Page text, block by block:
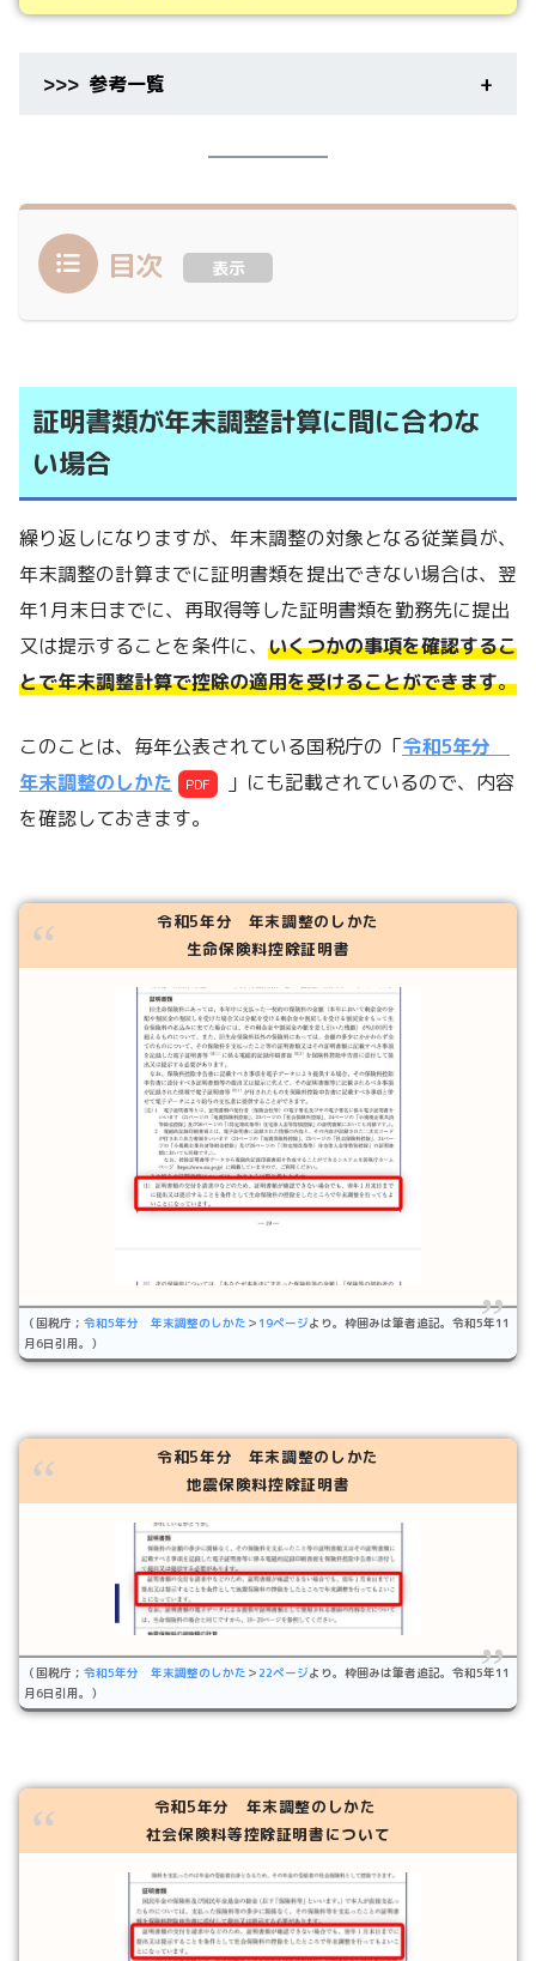
参考一覧
目次 表示
証明書類が年末調整計算に間に合わな
い場合
繰り返しになりますが、年末調整の対象となる従業員が、
年末調整の計算までに証明書類を提出できない場合は、翌
年1月末日までに、再取得等した証明書類を勤務先に提出
又は提示することを条件に、 いくつかの事項を確認するこ
とで年末調整計算で控除の適用を受けることができます。
このことは、毎年公表されている国税庁の「令和5年分
年末調整のしかた
PDF
」にも記載されているので、内容
を確認しておきます。
令和5年分 年末調整のしかた
生命保険料控除証明書
（国税庁； 令和5年分 年末調整のしかた ＞ 19ページより。枠囲みは筆者追記。令和5年11
月6日引用。）
令和5年分 年末調整のしかた
地震保険料控除証明書
（国税庁； 令和5年分 年末調整のしかた ＞22ページより。枠囲みは筆者追記。令和5年11
月6日引用。）
令和5年分 年末調整のしかた
社会保険料等控除証明書について